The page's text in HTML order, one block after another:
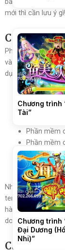
mới thì cần lưu ý
Các loại
Phần mềm
và phong phú, hơn
dụng phổ biến
Phần mềm
CPU)
Phần mềm
Phần mềm
Phần mềm
Phần mềm
Phần mềm
Những bộ cpu
tem bảo hành
hành, hỗ trợ kỹ
doanh vận hành
Các loại
Chương trình
Tài”
Chương trình
Đại Dương
Nhi)”